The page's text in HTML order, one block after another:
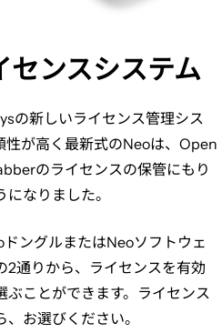
センスシステム
の新しいライセンス管理シス
性が高く最新式のNeoは、Open
のライセンスの保管にもり
なりました。
ドングルまたはNeoソフトウェ
2通りから、ライセンスを有効
ぶことができます。ライセンス
お選びください。